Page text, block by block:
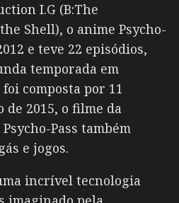
I.G (B:The
Shell), o anime Psycho-
e teve 22 episódios,
temporada em
composta por 11
de 2015, o filme da
Pass também
e jogos.
incrível tecnologia